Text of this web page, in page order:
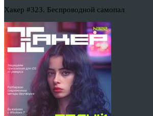
Хакер #323. Беспроводной самопал